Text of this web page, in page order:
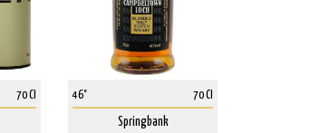
70 Cl 46° 70 Cl
Springbank